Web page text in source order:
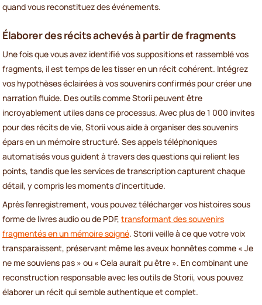
quand vous reconstituez des événements.
Élaborer des récits achevés à partir de fragments
Une fois que vous avez identifié vos suppositions et rassemblé vos
fragments, il est temps de les tisser en un récit cohérent. Intégrez
vos hypothèses éclairées à vos souvenirs confirmés pour créer une
narration fluide. Des outils comme Storii peuvent être
incroyablement utiles dans ce processus. Avec plus de 1 000 invites
pour des récits de vie, Storii vous aide à organiser des souvenirs
épars en un mémoire structuré. Ses appels téléphoniques
automatisés vous guident à travers des questions qui relient les
points, tandis que les services de transcription capturent chaque
détail, y compris les moments d'incertitude.
Après l'enregistrement, vous pouvez télécharger vos histoires sous
forme de livres audio ou de PDF, transformant des souvenirs
fragmentés en un mémoire soigné. Storii veille à ce que votre voix
transparaissent, préservant même les aveux honnêtes comme « Je
ne me souviens pas » ou « Cela aurait pu être ». En combinant une
reconstruction responsable avec les outils de Storii, vous pouvez
élaborer un récit qui semble authentique et complet.